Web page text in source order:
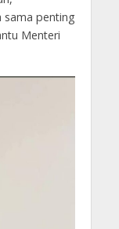
sama penting
Menteri